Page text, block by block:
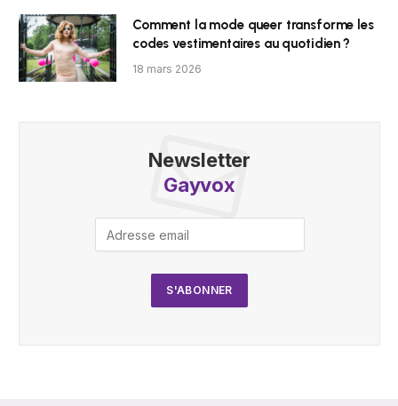
Comment la mode queer transforme les
codes vestimentaires au quotidien ?
18 mars 2026
Newsletter
Gayvox